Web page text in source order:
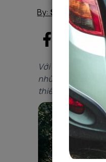
By:Sigo Team
Với thời tiết nắng
những trải
thiên đường Mộc